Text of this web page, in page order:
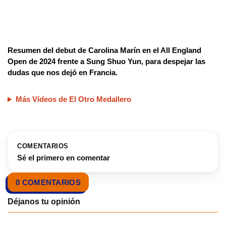
Resumen del debut de Carolina Marín en el All England
Open de 2024 frente a Sung Shuo Yun, para despejar las
dudas que nos dejó en Francia.
Más Vídeos de El Otro Medallero
COMENTARIOS
Sé el primero en comentar
0 COMENTARIOS